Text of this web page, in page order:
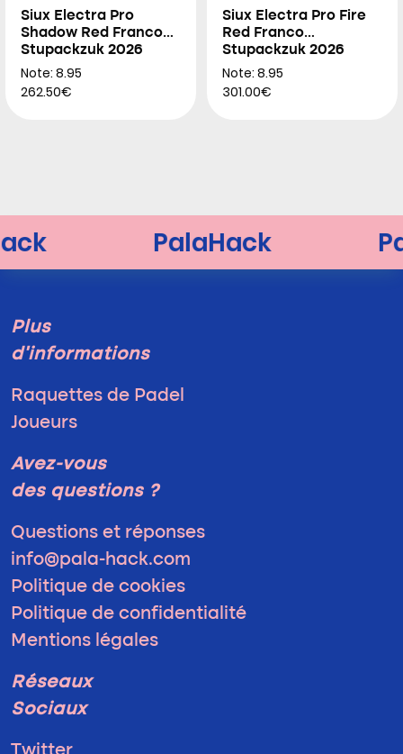
Siux Electra Pro
Shadow Red Franco
Stupackzuk 2026
Note: 8.95
262.50€
Siux Electra Pro Fire
Red Franco
Stupackzuk 2026
Note: 8.95
301.00€
Plus
d'informations
Raquettes de Padel
Joueurs
Avez-vous
des questions ?
Questions et réponses
info@pala-hack.com
Politique de cookies
Politique de confidentialité
Mentions légales
Réseaux
Sociaux